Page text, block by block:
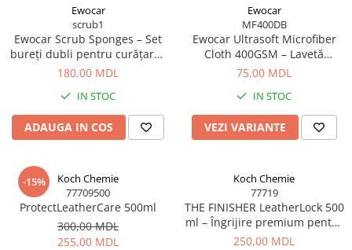
Ewocar
scrub1
Ewocar Scrub Sponges – Set
bureți dubli pentru curățarea
interiorului (3 buc.)
180,00 MDL
IN STOC
ADAUGA IN COS
Ewocar
MF400DB
Ewocar Ultrasoft Microfiber
Cloth 400GSM – Lavetă
Premium pentru Detailing
75,00 MDL
IN STOC
VEZI VARIANTE
-15%
Koch Chemie
77709500
ProtectLeatherCare 500ml
300,00 MDL
255,00 MDL
Koch Chemie
77719
THE FINISHER LeatherLock 500
ml – Îngrijire premium pentru
pielea auto, cu protecție UV
250,00 MDL